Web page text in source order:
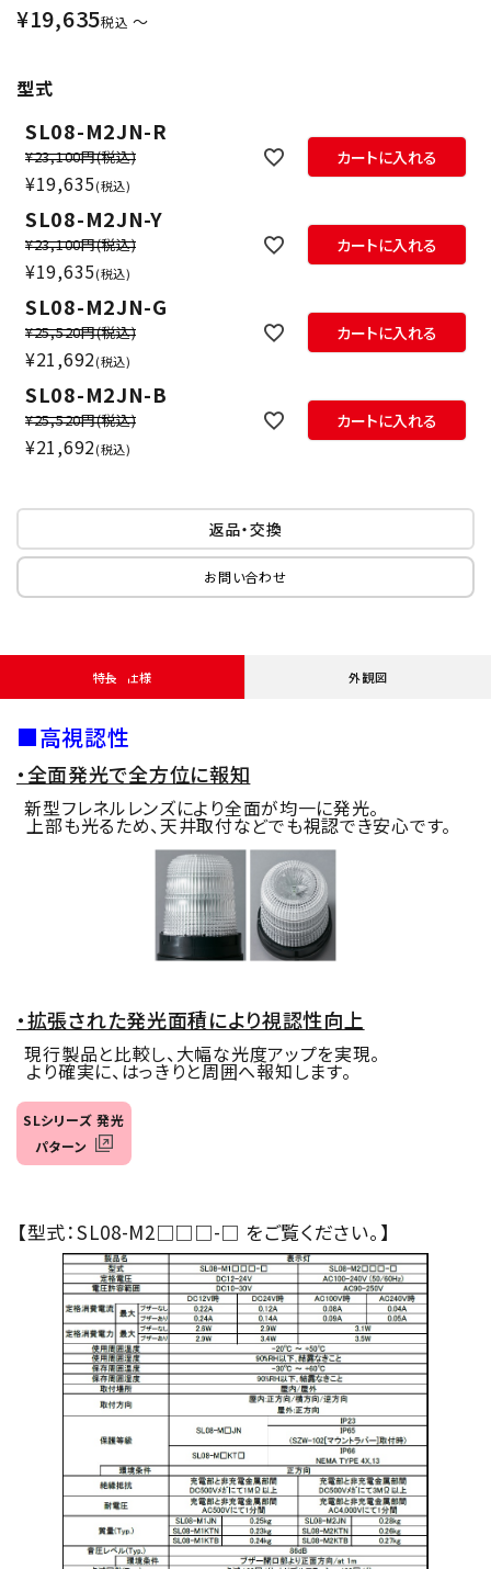
¥19,635税込 〜
型式
SL08-M2JN-R
¥23,100円(税込)
¥19,635 税込
カートに入れる
SL08-M2JN-Y
¥23,100円(税込)
¥19,635 税込
カートに入れる
SL08-M2JN-G
¥25,520円(税込)
¥21,692 税込
カートに入れる
SL08-M2JN-B
¥25,520円(税込)
¥21,692 税込
カートに入れる
返品・交換
お問い合わせ
特長・仕様 外観図
■高視認性
・全面発光で全方位に報知
新型フレネルレンズにより全面が均一に発光。
上部も光るため、天井取付などでも視認でき安心です。
・拡張された発光面積により視認性向上
現行製品と比較し、大幅な光度アップを実現。
より確実に、はっきりと周囲へ報知します。
SLシリーズ 発光
パターン
【型式：SL08-M2□□□-□ をご覧ください。】